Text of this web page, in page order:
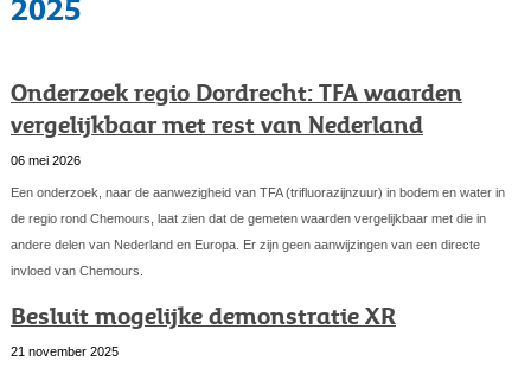
2025
Onderzoek regio Dordrecht: TFA waarden
vergelijkbaar met rest van Nederland
06 mei 2026
Een onderzoek, naar de aanwezigheid van TFA (trifluorazijnzuur) in bodem en water in
de regio rond Chemours, laat zien dat de gemeten waarden vergelijkbaar met die in
andere delen van Nederland en Europa. Er zijn geen aanwijzingen van een directe
invloed van Chemours.
Besluit mogelijke demonstratie XR
21 november 2025